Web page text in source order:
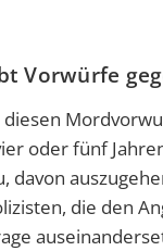
Vorwürfe
oder fünf
davon
die den